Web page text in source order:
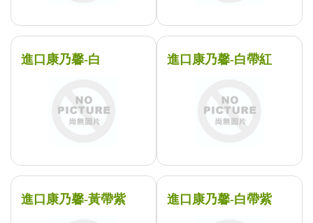
進口康乃馨-白 進口康乃馨-白帶紅
進口康乃馨-黃帶紫 進口康乃馨-白帶紫